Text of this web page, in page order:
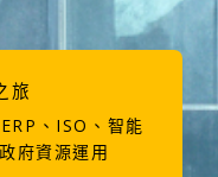
旅
、ISO、智能
府資源運用